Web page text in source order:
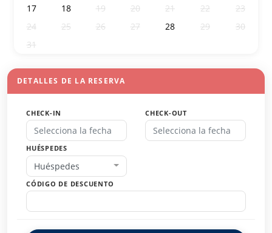
17
18 19 20 21 22
23
24
25 26 27 28 29
30
31
DETALLES DE LA RESERVA
CHECK-IN CHECK-OUT
HUÉSPEDES
Huéspedes
CÓDIGO DE DESCUENTO